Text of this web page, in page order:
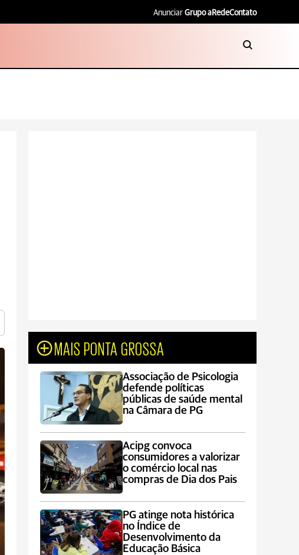
Anunciar Grupo aRedeContato
MAIS PONTA GROSSA
Associação de Psicologia
defende políticas
públicas de saúde mental
na Câmara de PG
Acipg convoca
consumidores a valorizar
o comércio local nas
compras de Dia dos Pais
PG atinge nota histórica
no Índice de
Desenvolvimento da
Educação Básica